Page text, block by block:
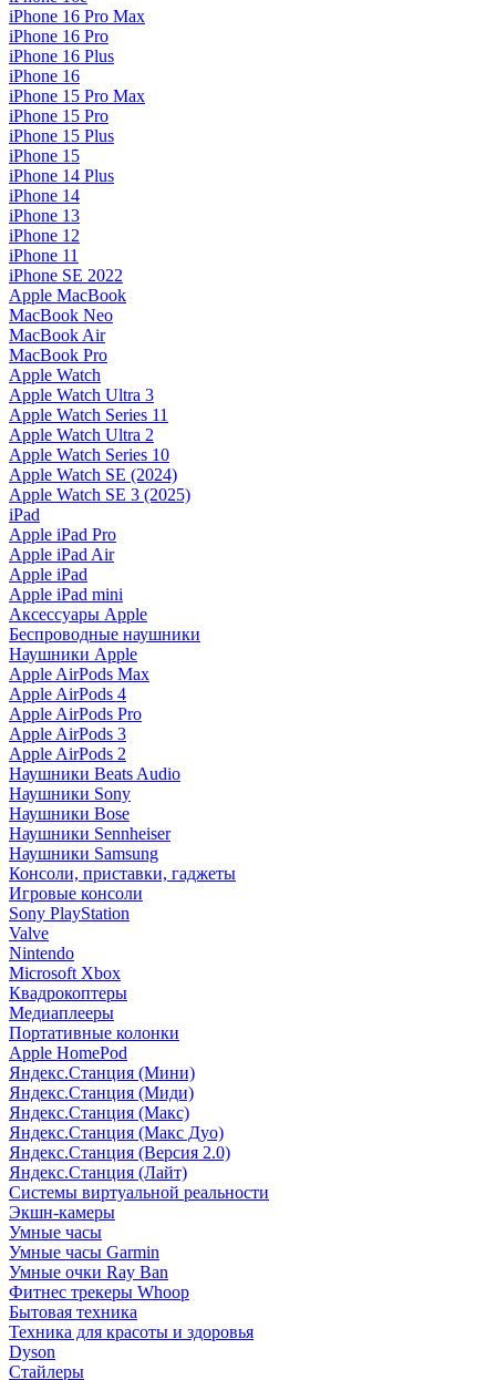
iPhone 16 Pro Max
iPhone 16 Pro
iPhone 16 Plus
iPhone 16
iPhone 15 Pro Max
iPhone 15 Pro
iPhone 15 Plus
iPhone 15
iPhone 14 Plus
iPhone 14
iPhone 13
iPhone 12
iPhone 11
iPhone SE 2022
Apple MacBook
MacBook Neo
MacBook Air
MacBook Pro
Apple Watch
Apple Watch Ultra 3
Apple Watch Series 11
Apple Watch Ultra 2
Apple Watch Series 10
Apple Watch SE (2024)
Apple Watch SE 3 (2025)
iPad
Apple iPad Pro
Apple iPad Air
Apple iPad
Apple iPad mini
Аксессуары Apple
Беспроводные наушники
Наушники Apple
Apple AirPods Max
Apple AirPods 4
Apple AirPods Pro
Apple AirPods 3
Apple AirPods 2
Наушники Beats Audio
Наушники Sony
Наушники Bose
Наушники Sennheiser
Наушники Samsung
Консоли, приставки, гаджеты
Игровые консоли
Sony PlayStation
Valve
Nintendo
Microsoft Xbox
Квадрокоптеры
Медиаплееры
Портативные колонки
Apple HomePod
Яндекс.Станция (Мини)
Яндекс.Станция (Миди)
Яндекс.Станция (Макс)
Яндекс.Станция (Макс Дуо)
Яндекс.Станция (Версия 2.0)
Яндекс.Станция (Лайт)
Системы виртуальной реальности
Экшн-камеры
Умные часы
Умные часы Garmin
Умные очки Ray Ban
Фитнес трекеры Whoop
Бытовая техника
Техника для красоты и здоровья
Dyson
Стайлеры